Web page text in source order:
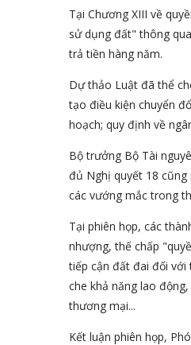
Tại Chương XIII về
sử dụng đất" thông
trả tiền hàng năm.
Dự thảo Luật đã thể
tạo điều kiện chuyển
hoạch; quy định về
Bộ trưởng Bộ Tài
đủ Nghị quyết 18
các vướng mắc trong
Tại phiên họp, các
nhượng, thế chấp
tiếp cận đất đai đối với
che khả năng lao
thương mại...
Kết luận phiên họp,